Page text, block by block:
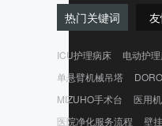
热门关键词
ICU护理病床 电动护
单悬臂机械吊塔
MIZUHO手术台
医用
医院净化服务流程
壁